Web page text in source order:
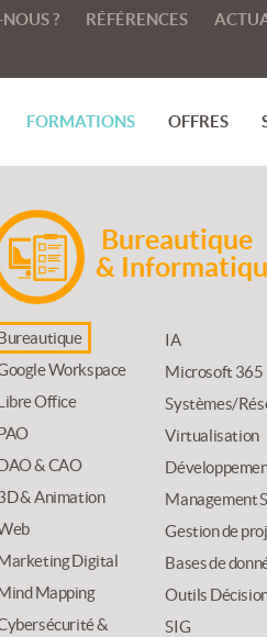
? RÉFÉRENCES
FORMATIONS OFFRES
Bureautique
&
Workspace
Office
& CAO
& Animation
Digital
Mapping
&
IA
Microsoft 365
Systèmes/
Virtualisation
Management
Gestion de
Bases de
Outils
SIG